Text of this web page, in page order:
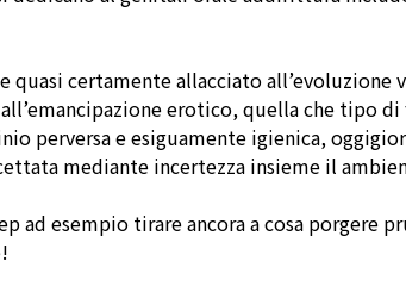
quasi certamente allacciato all’evoluzione
erotico, quella che tipo
perversa e esiguamente igienica,
mediante incertezza insieme il
ad esempio tirare ancora a cosa porgere